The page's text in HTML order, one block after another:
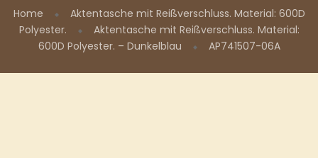
Home
Aktentasche mit Reißverschluss. Material: 600D
Polyester.
Aktentasche mit Reißverschluss. Material:
600D Polyester. – Dunkelblau
AP741507-06A